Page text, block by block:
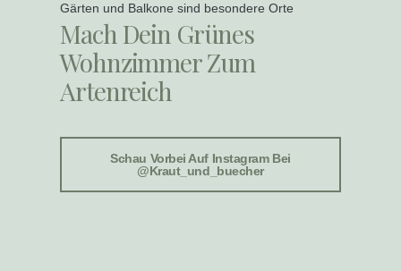
Gärten und Balkone sind besondere Orte
Mach Dein Grünes
Wohnzimmer Zum
Artenreich
Schau Vorbei Auf Instagram Bei
@kraut_und_buecher